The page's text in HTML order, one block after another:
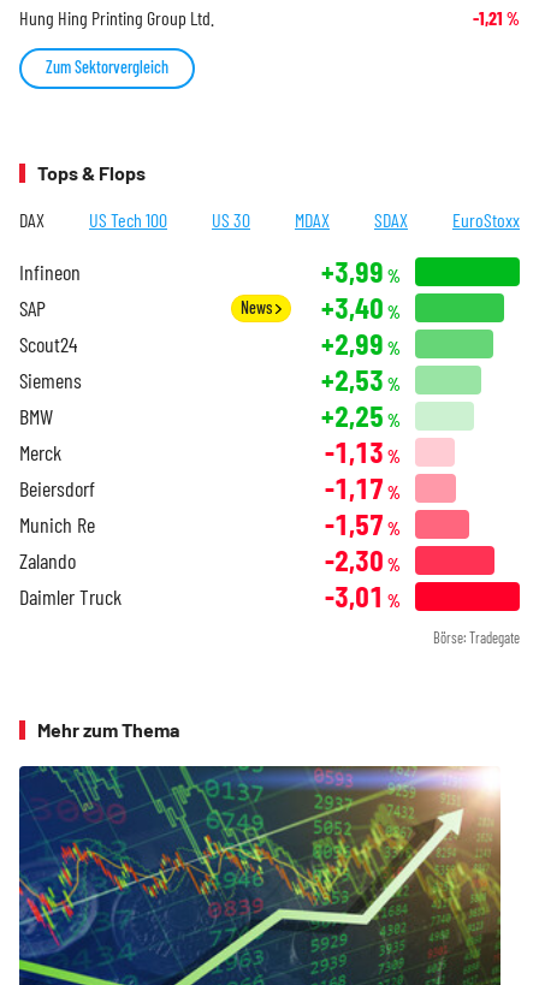
Hung Hing Printing Group Ltd. -1,21 %
Zum Sektorvergleich
Tops & Flops
DAX US Tech 100 US 30 MDAX SDAX EuroStoxx
Infineon +3,99 %
SAP News +3,40 %
Scout24 +2,99 %
Siemens +2,53 %
BMW +2,25 %
Merck -1,13 %
Beiersdorf -1,17 %
Munich Re -1,57 %
Zalando -2,30 %
Daimler Truck -3,01 %
Börse: Tradegate
Mehr zum Thema